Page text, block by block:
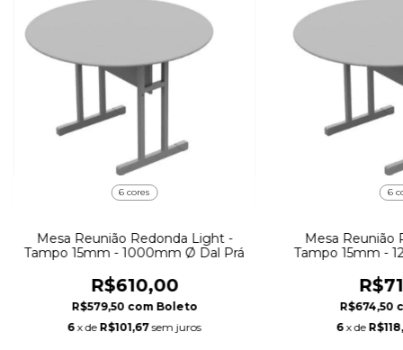
6 cores
Mesa Reunião Redonda Light -
Tampo 15mm - 1000mm Ø Dal Prá
R$610,00
R$579,50 com Boleto
6 x de R$101,67 sem juros
6
Mesa Reunião
Tampo 15mm -
R$674,50
6 x de